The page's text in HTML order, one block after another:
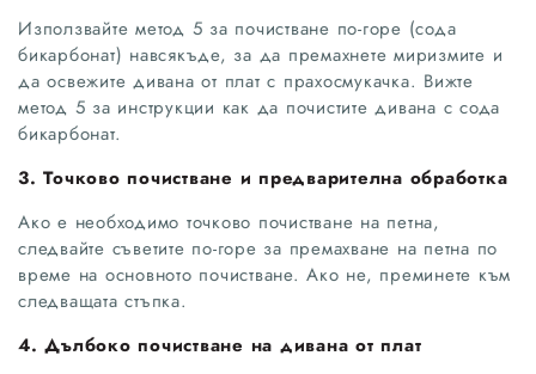
Използвайте метод 5 за почистване по-горе (сода
бикарбонат) навсякъде, за да премахнете миризмите и
да освежите дивана от плат с прахосмукачка. Вижте
метод 5 за инструкции как да почистите дивана с сода
бикарбонат.
3. Точково почистване и предварителна обработка
Ако е необходимо точково почистване на петна,
следвайте съветите по-горе за премахване на петна по
време на основното почистване. Ако не, преминете към
следващата стъпка.
4. Дълбоко почистване на дивана от плат